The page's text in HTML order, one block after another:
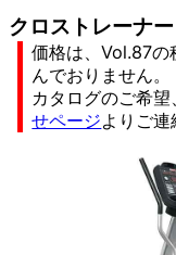
体
育
器
を
開
クロストレーナー
価格は、Vol.87の
んでおりません。
カタログのご希
せページよりご連